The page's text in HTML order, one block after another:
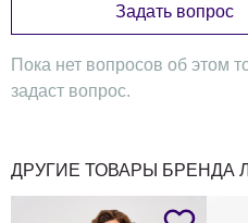
Задать вопрос
Пока нет вопросов об этом
задаст вопрос.
ДРУГИЕ ТОВАРЫ БРЕНДА